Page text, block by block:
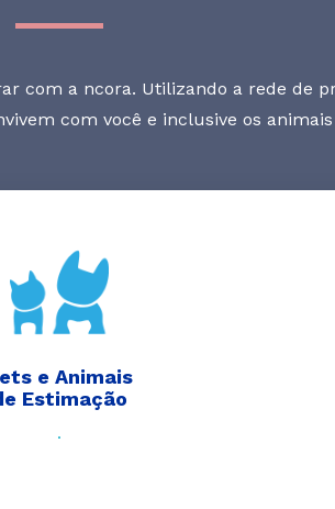
com a ncora. Utilizando a rede de
com você e inclusive os
e Animais
Estimação
.